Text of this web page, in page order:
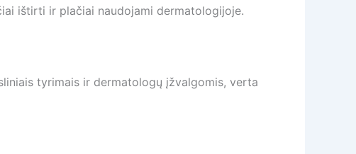
ištirti ir plačiai naudojami dermatologijoje.
tyrimais ir dermatologų įžvalgomis, verta